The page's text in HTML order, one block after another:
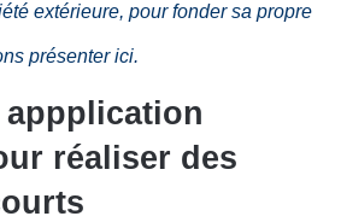
extérieure, pour fonder sa propre
présenter ici.
réaliser des